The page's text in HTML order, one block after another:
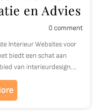
en Advies
0 comment
Interieur Websites voor
biedt een schat aan
van interieurdesign.…